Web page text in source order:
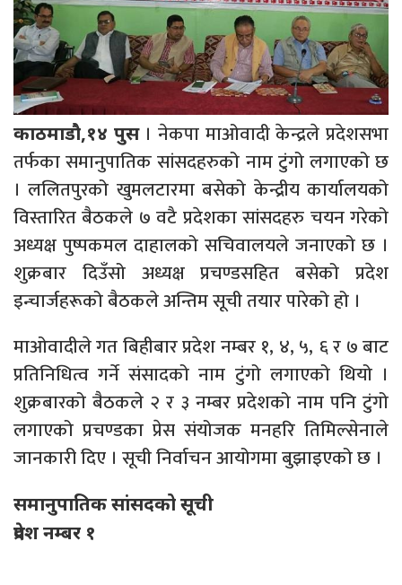
काठमाडौ,१४ पुस। नेकपा माओवादी केन्द्रले प्रदेशसभा
तर्फका समानुपातिक सांसदहरुको नाम टुंगो लगाएको छ
। ललितपुरको खुमलटारमा बसेको केन्द्रीय कार्यालयको
विस्तारित बैठकले ७ वटै प्रदेशका सांसदहरु चयन गरेको
अध्यक्ष पुष्पकमल दाहालको सचिवालयले जनाएको छ ।
शुक्रबार दिउँसो अध्यक्ष प्रचण्डसहित बसेको प्रदेश
इन्चार्जहरूको बैठकले अन्तिम सूची तयार पारेको हो ।
माओवादीले गत बिहीबार प्रदेश नम्बर १, ४, ५, ६ र ७ बाट
प्रतिनिधित्व गर्ने संसादको नाम टुंगो लगाएको थियो ।
शुक्रबारको बैठकले २ र ३ नम्बर प्रदेशको नाम पनि टुंगो
लगाएको प्रचण्डका प्रेस संयोजक मनहरि तिमिल्सेनाले
जानकारी दिए । सूची निर्वाचन आयोगमा बुझाइएको छ ।
समानुपातिक सांसदको सूची
प्रदेश नम्बर १